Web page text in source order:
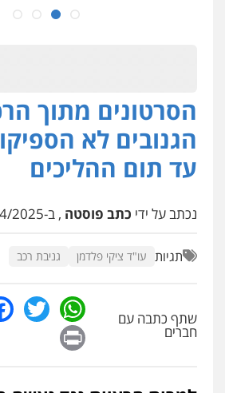
רישום פלילי
0547342002
עו"ד אלון קריטי
0525544654
עו"ד זוהר ארבל
0538788878
עו"ד שלי גורביץ – לוי
הסרטונים מתוך
הגנובים לא
עד תום ההליכים
נכתב על ידי כתב פוסטה , ב-07/04/2025 12:27
תגיות עו"ד ציקי פלדמן גניבת רכב
שתף כתבה עם
חברים